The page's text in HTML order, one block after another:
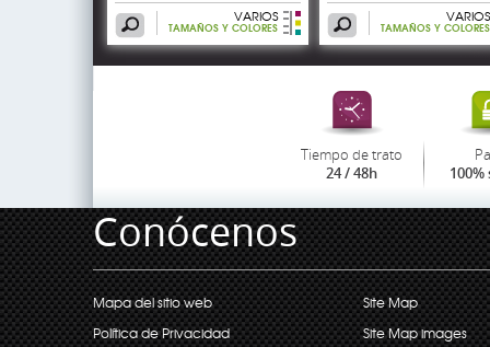
VARIOS
TAMAÑOS Y COLORES
VARIOS
TAMAÑOS Y COLORES
Tiempo de trato
24 / 48h 100%
Conócenos
Mapa del sitio web
Política de Privacidad
Site Map
Site Map images